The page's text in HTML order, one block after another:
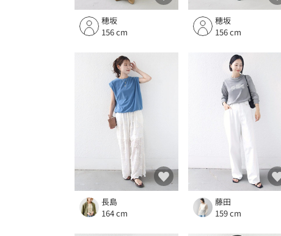
穂坂
156 cm
穂坂
156 cm
長島
164 cm
藤田
159 cm